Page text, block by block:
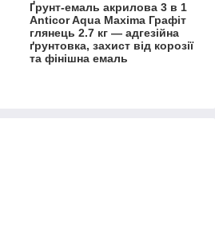
Ґрунт-емаль акрилова 3 в 1
Anticor Aqua Maxima Графіт
глянець 2.7 кг — адгезійна
ґрунтовка, захист від корозії
та фінішна емаль